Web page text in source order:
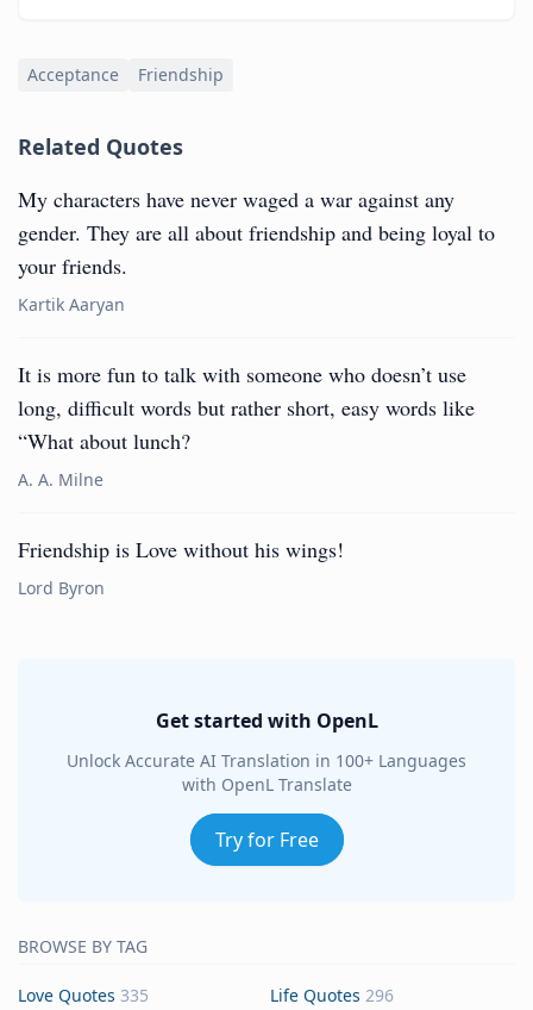
Acceptance Friendship
Related Quotes
My characters have never waged a war against any
gender. They are all about friendship and being loyal to
your friends.
Kartik Aaryan
It is more fun to talk with someone who doesn’t use
long, difficult words but rather short, easy words like
“What about lunch?
A. A. Milne
Friendship is Love without his wings!
Lord Byron
Get started with OpenL
Unlock Accurate AI Translation in 100+ Languages
with OpenL Translate
Try for Free
BROWSE BY TAG
Love Quotes 335 Life Quotes 296